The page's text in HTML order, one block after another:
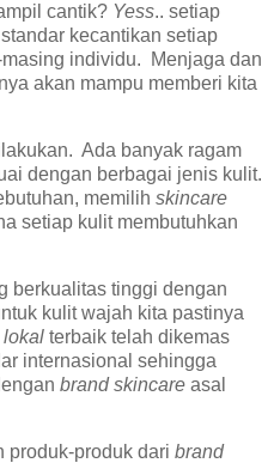
cantik? Yess.. setiap
kecantikan setiap
individu. Menjaga dan
akan mampu memberi kita
Ada banyak ragam
dengan berbagai jenis kulit.
memilih skincare
setiap kulit membutuhkan
berkualitas tinggi dengan
kulit wajah kita pastinya
lokal terbaik telah dikemas
internasional sehingga
brand skincare asal
produk-produk dari brand